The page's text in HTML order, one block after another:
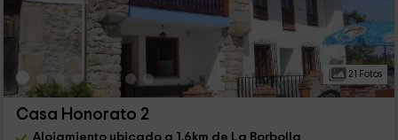
21 Fotos
Casa Honorato 2
Alojamiento ubicado a 1.6km de La Borbolla